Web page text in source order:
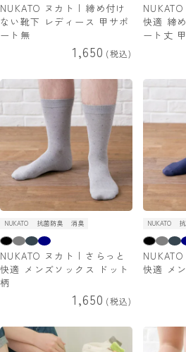
NUKATO ヌカト | 締め付け
ない靴下 レディース 甲サポ
ート無
1,650 税込
快適 締
ート丈
NUKATO 抗菌防臭 消臭
NUKATO ヌカト | さらっと
快適 メンズソックス ドット
柄
1,650 税込
NUKATO
快適 メ